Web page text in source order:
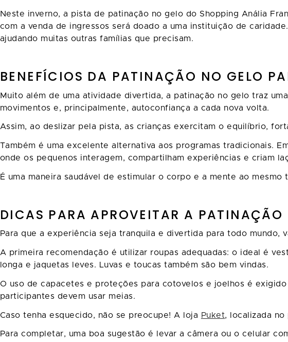
Neste inverno, a pista de patinação no gelo do Shopping Anália
com a venda de ingressos será doado a uma instituição de
ajudando muitas outras famílias que precisam.
BENEFÍCIOS DA PATINAÇÃO NO GELO
Muito além de uma atividade divertida, a patinação no gelo traz
movimentos e, principalmente, autoconfiança a cada nova volta.
Assim, ao deslizar pela pista, as crianças exercitam o equilíbrio,
Também é uma excelente alternativa aos programas tradicionais.
onde os pequenos interagem, compartilham experiências e criam
É uma maneira saudável de estimular o corpo e a mente ao
DICAS PARA APROVEITAR A PATINAÇÃO
Para que a experiência seja tranquila e divertida para todo mundo,
A primeira recomendação é utilizar roupas adequadas: o ideal é
longa e jaquetas leves. Luvas e toucas também são bem vindas.
O uso de capacetes e proteções para cotovelos e joelhos é
participantes devem usar meias.
Caso tenha esquecido, não se preocupe! A loja Puket, localizada
Para completar, uma boa sugestão é levar a câmera ou o celular